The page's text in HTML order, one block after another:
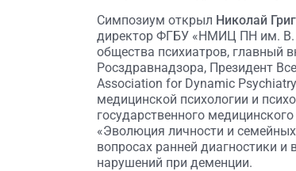
Симпозиум открыл Николай
директор ФГБУ «НМИЦ ПН им. В.
общества психиатров, главный
Росздравнадзора, Президент
Association for Dynamic
медицинской психологии и
государственного
«Эволюция личности и
вопросах ранней диагностики
нарушений при деменции.